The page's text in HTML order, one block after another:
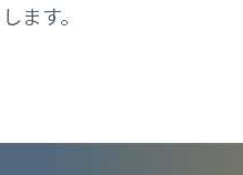
ます。